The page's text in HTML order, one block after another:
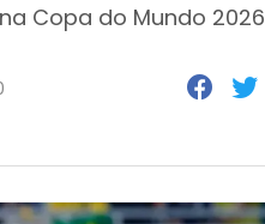
Copa do Mundo 2026